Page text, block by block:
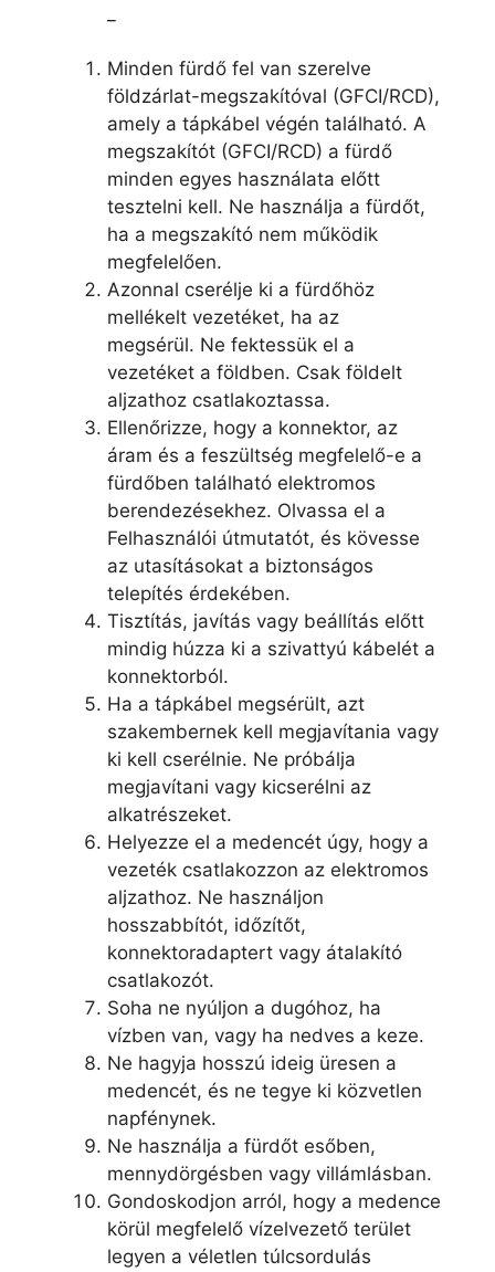
Minden fürdő fel van szerelve
földzárlat-megszakítóval (GFCI/RCD),
amely a tápkábel végén található. A
megszakítót (GFCI/RCD) a fürdő
minden egyes használata előtt
tesztelni kell. Ne használja a fürdőt,
ha a megszakító nem működik
megfelelően.
Azonnal cserélje ki a fürdőhöz
mellékelt vezetéket, ha az
megsérül. Ne fektessük el a
vezetéket a földben. Csak földelt
aljzathoz csatlakoztassa.
Ellenőrizze, hogy a konnektor, az
áram és a feszültség megfelelő-e a
fürdőben található elektromos
berendezésekhez. Olvassa el a
Felhasználói útmutatót, és kövesse
az utasításokat a biztonságos
telepítés érdekében.
Tisztítás, javítás vagy beállítás előtt
mindig húzza ki a szivattyú kábelét a
konnektorból.
Ha a tápkábel megsérült, azt
szakembernek kell megjavítania vagy
ki kell cserélnie. Ne próbálja
megjavítani vagy kicserélni az
alkatrészeket.
Helyezze el a medencét úgy, hogy a
vezeték csatlakozzon az elektromos
aljzathoz. Ne használjon
hosszabbítót, időzítőt,
konnektoradaptert vagy átalakító
csatlakozót.
Soha ne nyúljon a dugóhoz, ha
vízben van, vagy ha nedves a keze.
Ne hagyja hosszú ideig üresen a
medencét, és ne tegye ki közvetlen
napfénynek.
Ne használja a fürdőt esőben,
mennydörgésben vagy villámlásban.
Gondoskodjon arról, hogy a medence
körül megfelelő vízelvezető terület
legyen a véletlen túlcsordulás